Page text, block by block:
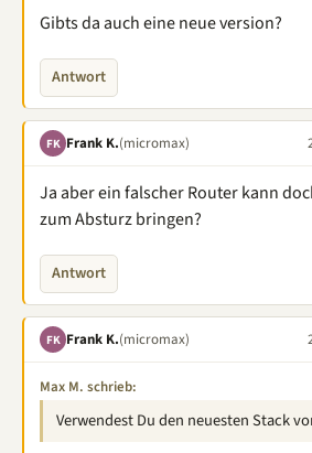
Gibts da auch eine neue version?
Antwort
FK Frank K.(micromax)
Ja aber ein falscher Router kann
zum Absturz bringen?
Antwort
FK Frank K.(micromax)
Max M. schrieb:
Verwendest Du den neuesten Stack